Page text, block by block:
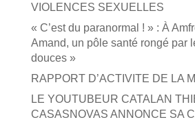
VIOLENCES SEXUELLES
« C’est du paranormal ! » : À
Amand, un pôle santé rongé par
douces »
RAPPORT D’ACTIVITE DE LA
LE YOUTUBEUR CATALAN
CASASNOVAS ANNONCE SA